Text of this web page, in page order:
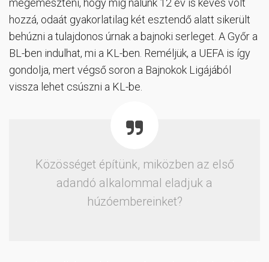
hozzá, odaát gyakorlatilag két esztendő alatt sikerült
behúzni a tulajdonos úrnak a bajnoki serleget. A Győr a
BL-ben indulhat, mi a KL-ben. Reméljük, a UEFA is így
gondolja, mert végső soron a Bajnokok Ligájából
vissza lehet csúszni a KL-be.
Közösséget építünk, miközben az első
adandó alkalommal eladjuk a
húzóembereinket?